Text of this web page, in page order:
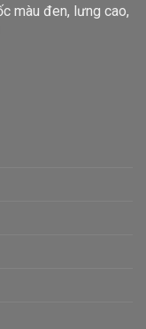
màu đen, lưng cao,